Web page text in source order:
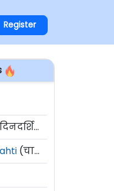
Register
(चालू घडामोडी)